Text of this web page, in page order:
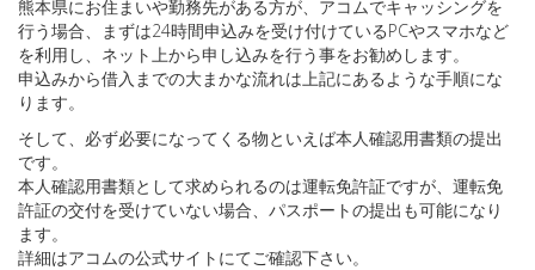
熊本県にお住まいや勤務先がある方が、アコムでキャッシングを
行う場合、まずは24時間申込みを受け付けているPCやスマホなど
を利用し、ネット上から申し込みを行う事をお勧めします。
申込みから借入までの大まかな流れは上記にあるような手順にな
ります。
そして、必ず必要になってくる物といえば本人確認用書類の提出
です。
本人確認用書類として求められるのは運転免許証ですが、運転免
許証の交付を受けていない場合、パスポートの提出も可能になり
ます。
詳細はアコムの公式サイトにてご確認下さい。